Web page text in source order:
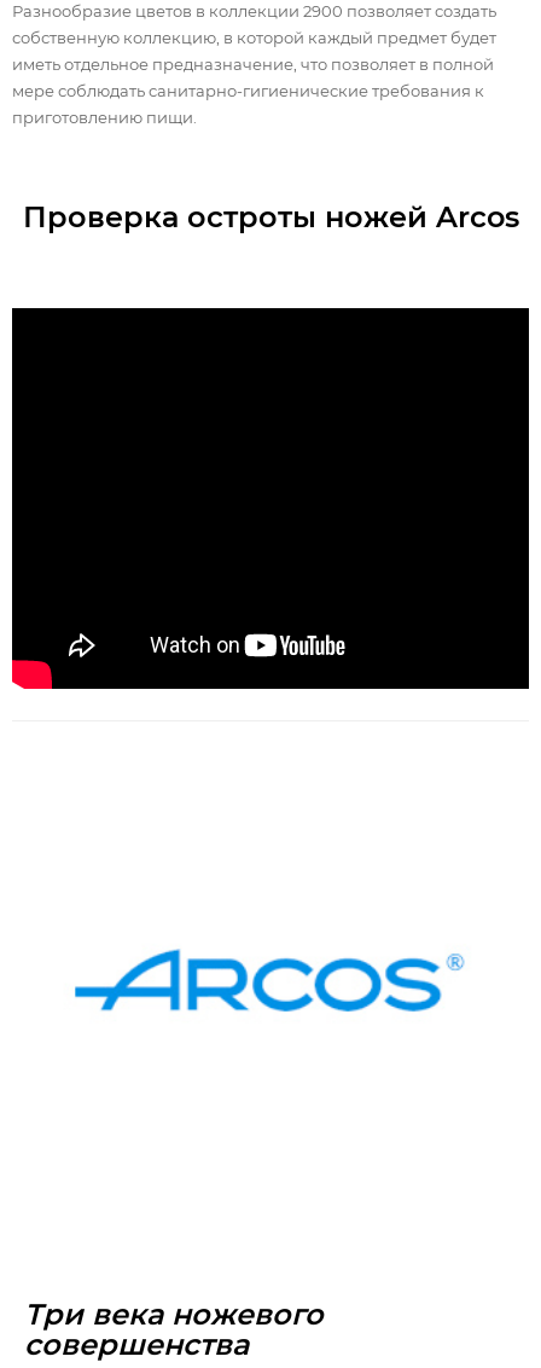
Разнообразие цветов в коллекции 2900 позволяет создать
собственную коллекцию, в которой каждый предмет будет
иметь отдельное предназначение, что позволяет в полной
мере соблюдать санитарно-гигиенические требования к
приготовлению пищи.
Проверка остроты ножей Arcos
Три века ножевого
совершенства